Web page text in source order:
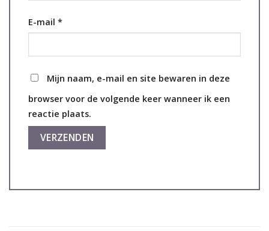
E-mail *
Mijn naam, e-mail en site bewaren in deze
browser voor de volgende keer wanneer ik een
reactie plaats.